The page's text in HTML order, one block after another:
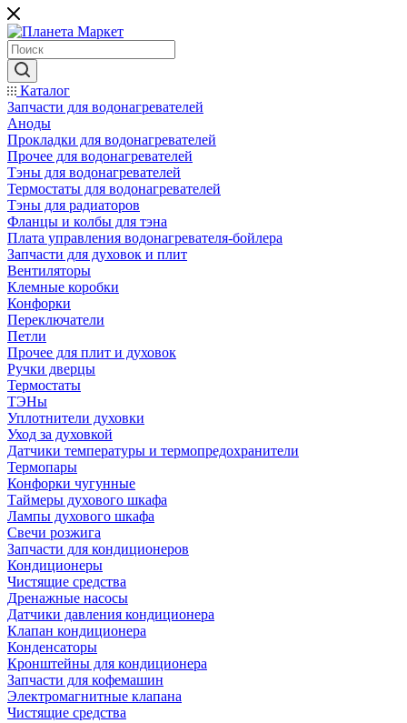
Каталог
Запчасти для водонагревателей
Аноды
Прокладки для водонагревателей
Прочее для водонагревателей
Тэны для водонагревателей
Термостаты для водонагревателей
Тэны для радиаторов
Фланцы и колбы для тэна
Плата управления водонагревателя-бойлера
Запчасти для духовок и плит
Вентиляторы
Клемные коробки
Конфорки
Переключатели
Петли
Прочее для плит и духовок
Ручки дверцы
Термостаты
ТЭНы
Уплотнители духовки
Уход за духовкой
Датчики температуры и термопредохранители
Термопары
Конфорки чугунные
Таймеры духового шкафа
Лампы духового шкафа
Свечи розжига
Запчасти для кондиционеров
Кондиционеры
Чистящие средства
Дренажные насосы
Датчики давления кондиционера
Клапан кондиционера
Конденсаторы
Кронштейны для кондиционера
Запчасти для кофемашин
Электромагнитные клапана
Чистящие средства